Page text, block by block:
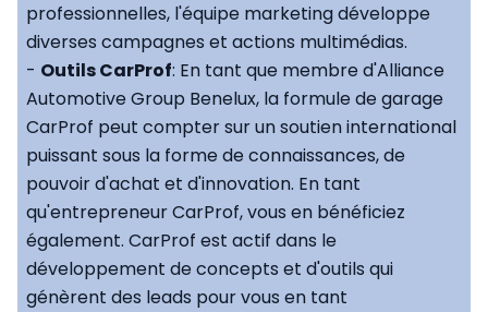
professionnelles, l'équipe marketing développe
diverses campagnes et actions multimédias.
- Outils CarProf: En tant que membre d'Alliance
Automotive Group Benelux, la formule de garage
CarProf peut compter sur un soutien international
puissant sous la forme de connaissances, de
pouvoir d'achat et d'innovation. En tant
qu'entrepreneur CarProf, vous en bénéficiez
également. CarProf est actif dans le
développement de concepts et d'outils qui
génèrent des leads pour vous en tant